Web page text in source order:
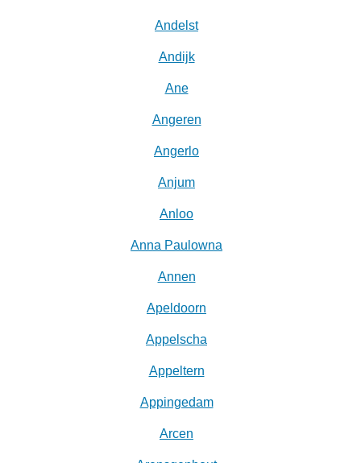
Andelst
Andijk
Ane
Angeren
Angerlo
Anjum
Anloo
Anna Paulowna
Annen
Apeldoorn
Appelscha
Appeltern
Appingedam
Arcen